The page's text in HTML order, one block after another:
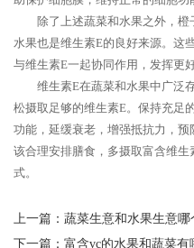
除了上述蔬菜和水果之外，
水果也是维生素E的良好来源。这
与维生素E一起协同作用，发挥更
维生素E在蔬菜和水果中广泛
松摄取足够的维生素E。保持充足
功能，延缓衰老，增强抵抗力，
该合理安排膳食，多摄取富含维
式。
上一篇： 蔬菜生意和水果生意哪
下一篇： 富含vc的水果和蔬菜有